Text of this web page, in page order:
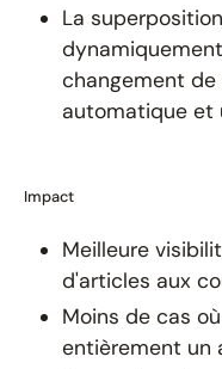
La
changement de
automatique et
Impact
Meilleure
d'articles aux
Moins de cas
entièrement un